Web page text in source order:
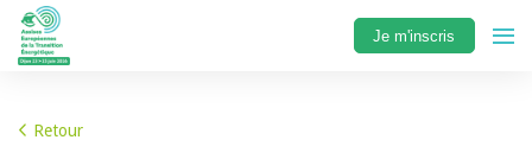
Je m'inscris
Retour